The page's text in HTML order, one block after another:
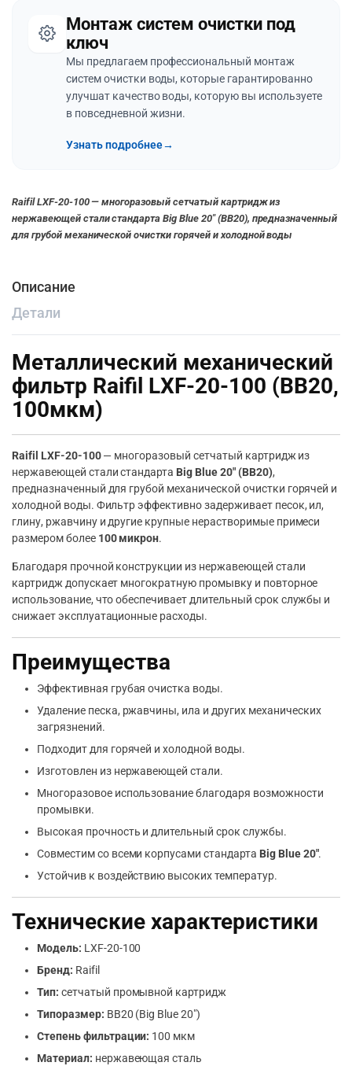
Монтаж систем очистки под
ключ
Мы предлагаем профессиональный монтаж
систем очистки воды, которые гарантированно
улучшат качество воды, которую вы используете
в повседневной жизни.
Узнать подробнее→
Raifil LXF-20-100 — многоразовый сетчатый картридж из
нержавеющей стали стандарта Big Blue 20″ (BB20), предназначенный
для грубой механической очистки горячей и холодной воды
Описание
Детали
Металлический механический
фильтр Raifil LXF-20-100 (BB20,
100мкм)
Raifil LXF-20-100— многоразовый сетчатый картридж из
нержавеющей стали стандарта Big Blue 20″ (BB20),
предназначенный для грубой механической очистки горячей и
холодной воды. Фильтр эффективно задерживает песок, ил,
глину, ржавчину и другие крупные нерастворимые примеси
размером более 100 микрон.
Благодаря прочной конструкции из нержавеющей стали
картридж допускает многократную промывку и повторное
использование, что обеспечивает длительный срок службы и
снижает эксплуатационные расходы.
Преимущества
Эффективная грубая очистка воды.
Удаление песка, ржавчины, ила и других механических
загрязнений.
Подходит для горячей и холодной воды.
Изготовлен из нержавеющей стали.
Многоразовое использование благодаря возможности
промывки.
Высокая прочность и длительный срок службы.
Совместим со всеми корпусами стандарта Big Blue 20″.
Устойчив к воздействию высоких температур.
Технические характеристики
Модель: LXF-20-100
Бренд: Raifil
Тип: сетчатый промывной картридж
Типоразмер: BB20 (Big Blue 20″)
Степень фильтрации: 100 мкм
Материал: нержавеющая сталь